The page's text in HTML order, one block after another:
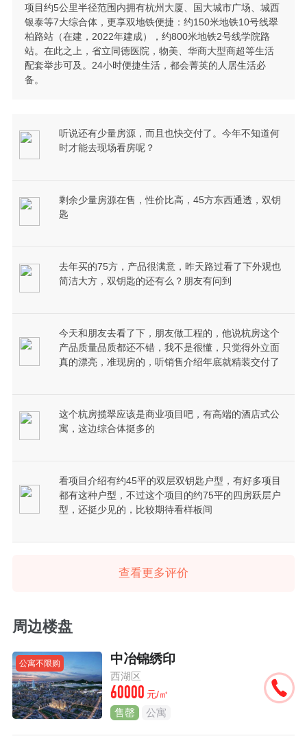
项目约5公里半径范围内拥有杭州大厦、国大城市广场、城西
银泰等7大综合体，更享双地铁便捷：约150米地铁10号线翠
柏路站（在建，2022年建成），约800米地铁2号线学院路
站。在此之上，省立同德医院，物美、华商大型商超等生活
配套举步可及。24小时便捷生活，都会菁英的人居生活必
备。
听说还有少量房源，而且也快交付了。今年不知道何
时才能去现场看房呢？
剩余少量房源在售，性价比高，45方东西通透，双钥
匙
去年买的75方，产品很满意，昨天路过看了下外观也
简洁大方，双钥匙的还有么？朋友有问到
今天和朋友去看了下，朋友做工程的，他说杭房这个
产品质量品质都还不错，我不是很懂，只觉得外立面
真的漂亮，准现房的，听销售介绍年底就精装交付了
这个杭房揽翠应该是商业项目吧，有高端的酒店式公
寓，这边综合体挺多的
看项目介绍有约45平的双层双钥匙户型，有好多项目
都有这种户型，不过这个项目的约75平的四房跃层户
型，还挺少见的，比较期待看样板间
查看更多评价
周边楼盘
公寓不限购 中冶锦绣印
西湖区
60000 元/㎡
售罄 公寓